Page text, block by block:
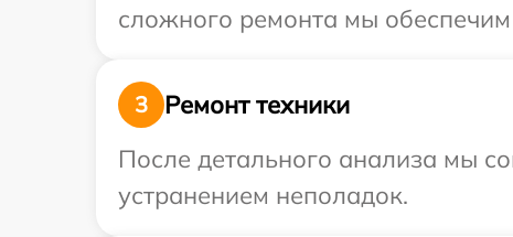
сложного ремонта мы
3
Ремонт техники
После детального анализа мы
устранением неполадок.